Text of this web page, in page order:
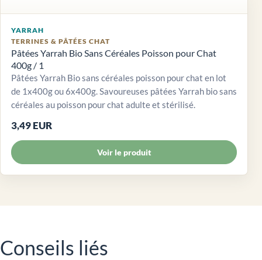
YARRAH
TERRINES & PÂTÉES CHAT
Pâtées Yarrah Bio Sans Céréales Poisson pour Chat
400g / 1
Pâtées Yarrah Bio sans céréales poisson pour chat en lot
de 1x400g ou 6x400g. Savoureuses pâtées Yarrah bio sans
céréales au poisson pour chat adulte et stérilisé.
3,49 EUR
Voir le produit
Conseils liés